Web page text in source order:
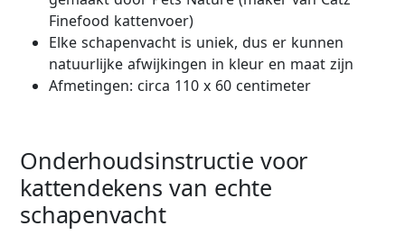
Finefood kattenvoer)
Elke schapenvacht is uniek, dus er kunnen
natuurlijke afwijkingen in kleur en maat zijn
Afmetingen: circa 110 x 60 centimeter
Onderhoudsinstructie voor
kattendekens van echte
schapenvacht